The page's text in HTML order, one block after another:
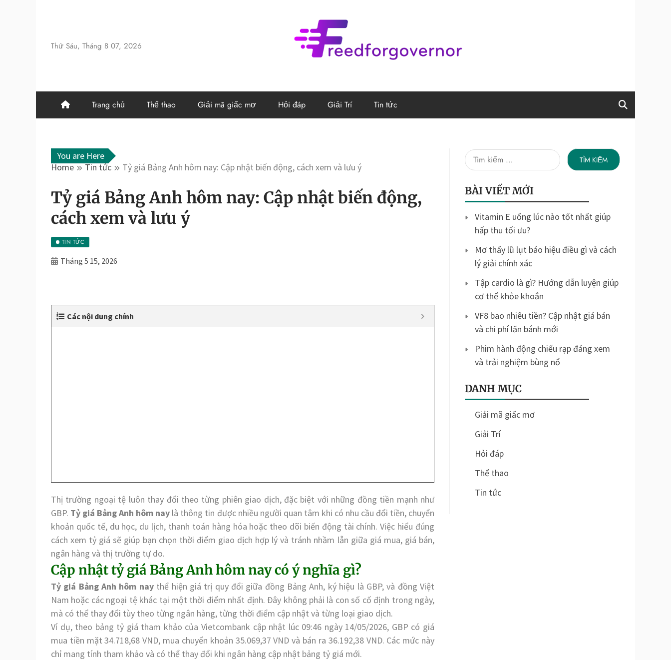
Thứ Sáu, Tháng 8 07, 2026
Freedforgovernor
Trang chủ Thể thao Giải mã giấc mơ Hỏi đáp Giải Trí Tin tức
You are Here
Home
Tin tức Tỷ giá Bảng Anh hôm nay: Cập nhật biến động, cách xem và lưu ý
Tỷ giá Bảng Anh hôm nay: Cập nhật biến động,
cách xem và lưu ý
TIN TỨC
Tháng 5 15, 2026
Các nội dung chính
Thị trường ngoại tệ luôn thay đổi theo từng phiên giao dịch, đặc biệt với những đồng tiền mạnh như
GBP. Tỷ giá Bảng Anh hôm nay là thông tin được nhiều người quan tâm khi có nhu cầu đổi tiền, chuyển
khoản quốc tế, du học, du lịch, thanh toán hàng hóa hoặc theo dõi biến động tài chính. Việc hiểu đúng
cách xem tỷ giá sẽ giúp bạn chọn thời điểm giao dịch hợp lý và tránh nhầm lẫn giữa giá mua, giá bán,
ngân hàng và thị trường tự do.
Cập nhật tỷ giá Bảng Anh hôm nay có ý nghĩa gì?
Tỷ giá Bảng Anh hôm naythể hiện giá trị quy đổi giữa đồng Bảng Anh, ký hiệu là GBP, và đồng Việt
Nam hoặc các ngoại tệ khác tại một thời điểm nhất định. Đây không phải là con số cố định trong ngày,
mà có thể thay đổi tùy theo từng ngân hàng, từng thời điểm cập nhật và từng loại giao dịch.
Ví dụ, theo bảng tỷ giá tham khảo của Vietcombank cập nhật lúc 09:46 ngày 14/05/2026, GBP có giá
mua tiền mặt 34.718,68 VND, mua chuyển khoản 35.069,37 VND và bán ra 36.192,38 VND. Các mức này
chỉ mang tính tham khảo và có thể thay đổi khi ngân hàng cập nhật bảng tỷ giá mới.
Tìm
kiếm
cho:
BÀI VIẾT MỚI
Vitamin E uống lúc nào tốt nhất giúp
hấp thu tối ưu?
Mơ thấy lũ lụt báo hiệu điều gì và cách
lý giải chính xác
Tập cardio là gì? Hướng dẫn luyện giúp
cơ thể khỏe khoắn
VF8 bao nhiêu tiền? Cập nhật giá bán
và chi phí lăn bánh mới
Phim hành động chiếu rạp đáng xem
và trải nghiệm bùng nổ
DANH MỤC
Giải mã giấc mơ
Giải Trí
Hỏi đáp
Thể thao
Tin tức